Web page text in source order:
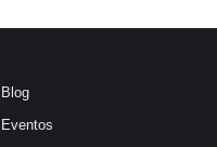
Blog
Eventos